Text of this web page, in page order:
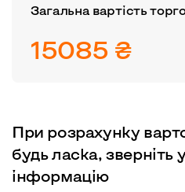
Загальна вартість
15085 ₴
При розрахунку
будь ласка, зверніть
інформацію